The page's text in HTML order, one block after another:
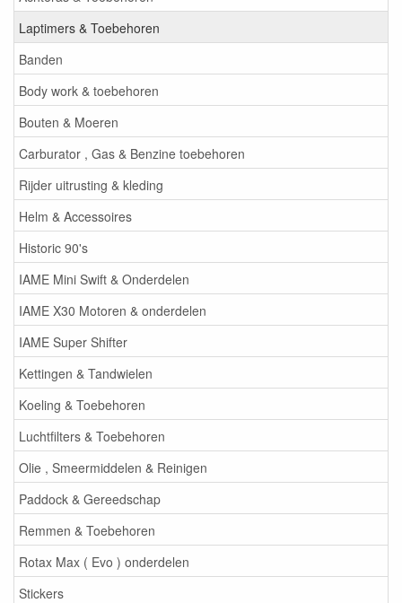
Laptimers & Toebehoren
Banden
Body work & toebehoren
Bouten & Moeren
Carburator , Gas & Benzine toebehoren
Rijder uitrusting & kleding
Helm & Accessoires
Historic 90's
IAME Mini Swift & Onderdelen
IAME X30 Motoren & onderdelen
IAME Super Shifter
Kettingen & Tandwielen
Koeling & Toebehoren
Luchtfilters & Toebehoren
Olie , Smeermiddelen & Reinigen
Paddock & Gereedschap
Remmen & Toebehoren
Rotax Max ( Evo ) onderdelen
Stickers